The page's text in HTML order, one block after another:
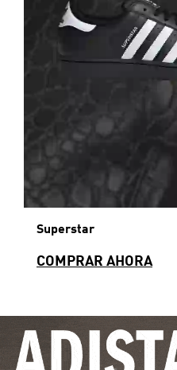
Superstar
COMPRAR AHORA